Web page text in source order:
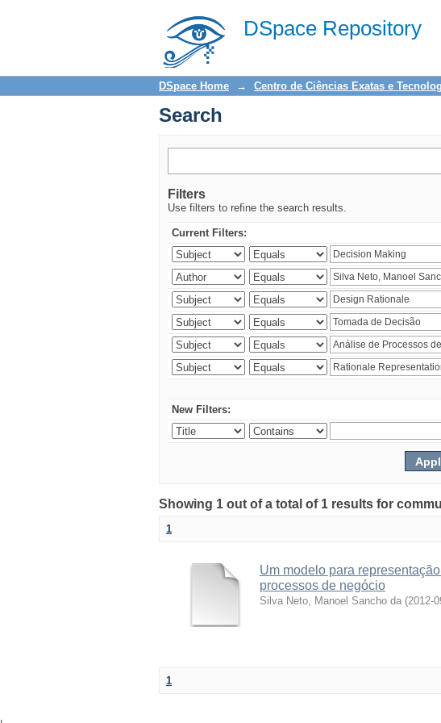
DSpace Repository
Search
DSpace Home → Centro de Ciências Exatas e
Search
Filters
Use filters to refine the search results.
Current Filters:
New Filters:
Showing 1 out of a total of 1 results for
1
Um modelo para
processos de negócio
Silva Neto, Manoel Sancho da (2012-
1